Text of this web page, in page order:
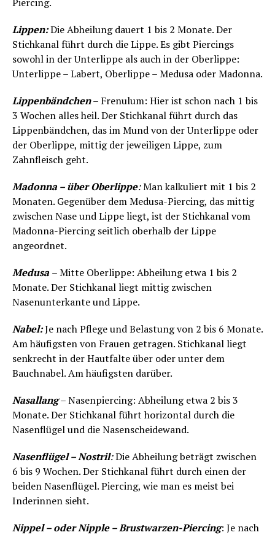
Lippen:Die Abheilung dauert 1 bis 2 Monate. Der
Stichkanal führt durch die Lippe. Es gibt Piercings
sowohl in der Unterlippe als auch in der Oberlippe:
Unterlippe – Labert, Oberlippe – Medusa oder Madonna.
Lippenbändchen– Frenulum: Hier ist schon nach 1 bis
3 Wochen alles heil. Der Stichkanal führt durch das
Lippenbändchen, das im Mund von der Unterlippe oder
der Oberlippe, mittig der jeweiligen Lippe, zum
Zahnfleisch geht.
Madonna – über Oberlippe:Man kalkuliert mit 1 bis 2
Monaten. Gegenüber dem Medusa-Piercing, das mittig
zwischen Nase und Lippe liegt, ist der Stichkanal vom
Madonna-Piercing seitlich oberhalb der Lippe
angeordnet.
Medusa – Mitte Oberlippe: Abheilung etwa 1 bis 2
Monate. Der Stichkanal liegt mittig zwischen
Nasenunterkante und Lippe.
Nabel:Je nach Pflege und Belastung von 2 bis 6 Monate.
Am häufigsten von Frauen getragen. Stichkanal liegt
senkrecht in der Hautfalte über oder unter dem
Bauchnabel. Am häufigsten darüber.
Nasallang– Nasenpiercing: Abheilung etwa 2 bis 3
Monate. Der Stichkanal führt horizontal durch die
Nasenflügel und die Nasenscheidewand.
Nasenflügel – Nostril:Die Abheilung beträgt zwischen
6 bis 9 Wochen. Der Stichkanal führt durch einen der
beiden Nasenflügel. Piercing, wie man es meist bei
Inderinnen sieht.
Nippel – oder Nipple – Brustwarzen-Piercing: Je nach